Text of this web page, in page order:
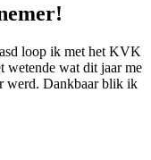
loop ik met het KVK
wetende wat dit jaar me
werd. Dankbaar blik ik